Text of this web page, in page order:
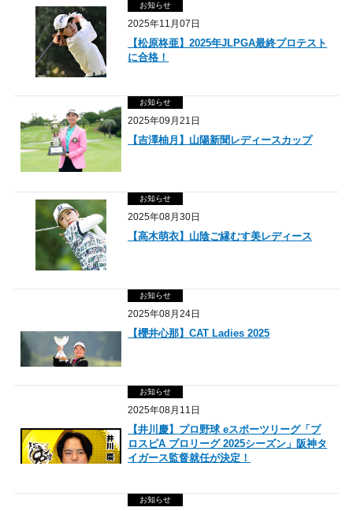
お知らせ
2025年11月07日
【松原柊亜】2025年JLPGA最終プロテスト
に合格！
お知らせ
2025年09月21日
【吉澤柚月】山陽新聞レディースカップ
お知らせ
2025年08月30日
【高木萌衣】山陰ご縁むす美レディース
お知らせ
2025年08月24日
【櫻井心那】CAT Ladies 2025
お知らせ
2025年08月11日
【井川慶】プロ野球 eスポーツリーグ「プ
ロスピA プロリーグ 2025シーズン」阪神タ
イガース監督就任が決定！
お知らせ